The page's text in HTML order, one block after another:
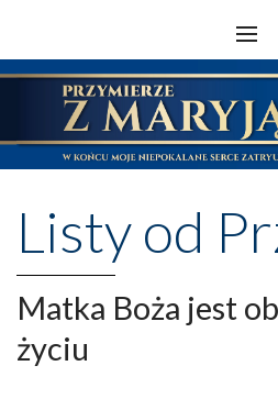
Listy od
Matka Boża jest
życiu